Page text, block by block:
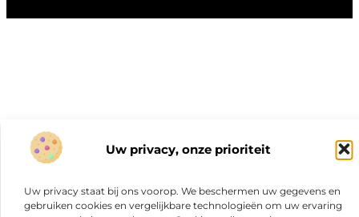
Uw privacy, onze prioriteit
Uw privacy staat bij ons voorop. We beschermen uw gegevens en
gebruiken cookies en vergelijkbare technologieën om uw ervaring